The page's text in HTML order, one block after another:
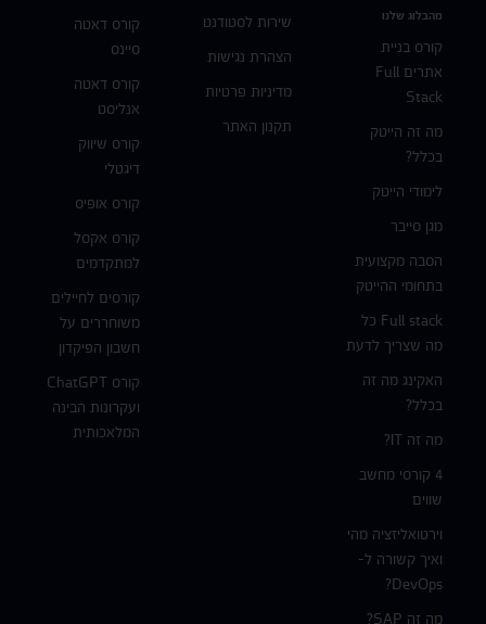
מהבלוג שלנו
קורס בניית
אתרים Full
Stack
מה זה הייטק
בכלל?
לימודי הייטק
מגן סייבר
הסבה מקצועית
בתחומי ההייטק
Full stack כל
מה שצריך לדעת
האקינג מה זה
בכלל?
מה זה IT?
4 קורסי מחשב
שווים
וירטואליזציה מהי
ואיך קשורה ל-
DevOps?
מה זה SAP?
שירות לסטודנט
הצהרת נגישות
מדיניות פרטיות
תקנון האתר
קורס דאטה
סיינס
קורס דאטה
אנליסט
קורס שיווק
דיגטלי
קורס אופיס
קורס אקסל
למתקדמים
קורסים לחיילים
משוחררים על
חשבון הפיקדון
קורס ChatGPT
ועקרונות הבינה
המלאכותית